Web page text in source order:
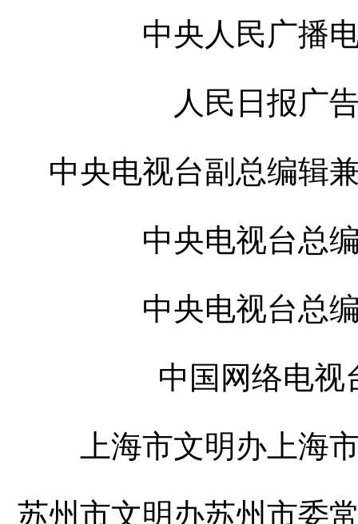
中央人民广播
人民日报广
中央电视台副总编辑
中央电视台总
中央电视台总
中国网络电视
上海市文明办上海
苏州市文明办苏州市委